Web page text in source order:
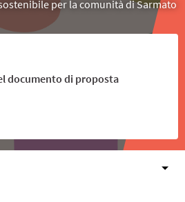
per la comunità di Sarmato
documento di proposta